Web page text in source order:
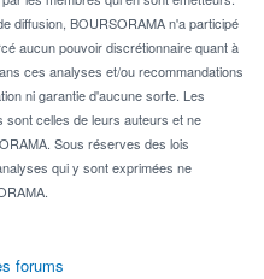
diffusion, BOURSORAMA n'a participé
aucun pouvoir discrétionnaire quant à
ces analyses et/ou recommandations
ni garantie d'aucune sorte. Les
sont celles de leurs auteurs et ne
Sous réserves des lois
qui y sont exprimées ne
forums